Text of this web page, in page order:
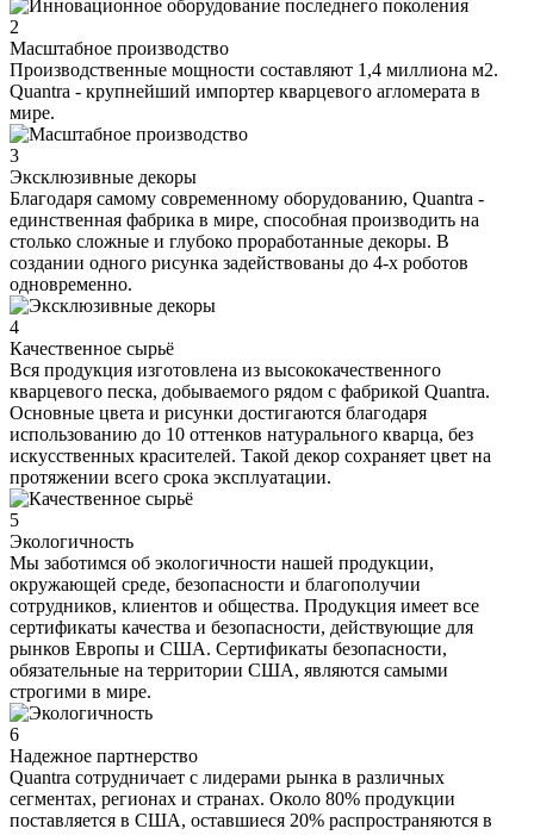
2
Масштабное производство
Производственные мощности составляют 1,4 миллиона м2.
Quantra - крупнейший импортер кварцевого агломерата в
мире.
3
Эксклюзивные декоры
Благодаря самому современному оборудованию, Quantra -
единственная фабрика в мире, способная производить на
столько сложные и глубоко проработанные декоры. В
создании одного рисунка задействованы до 4-х роботов
одновременно.
4
Качественное сырьё
Вся продукция изготовлена из высококачественного
кварцевого песка, добываемого рядом с фабрикой Quantra.
Основные цвета и рисунки достигаются благодаря
использованию до 10 оттенков натурального кварца, без
искусственных красителей. Такой декор сохраняет цвет на
протяжении всего срока эксплуатации.
5
Экологичность
Мы заботимся об экологичности нашей продукции,
окружающей среде, безопасности и благополучии
сотрудников, клиентов и общества. Продукция имеет все
сертификаты качества и безопасности, действующие для
рынков Европы и США. Сертификаты безопасности,
обязательные на территории США, являются самыми
строгими в мире.
6
Надежное партнерство
Quantra сотрудничает с лидерами рынка в различных
сегментах, регионах и странах. Около 80% продукции
поставляется в США, оставшиеся 20% распространяются в